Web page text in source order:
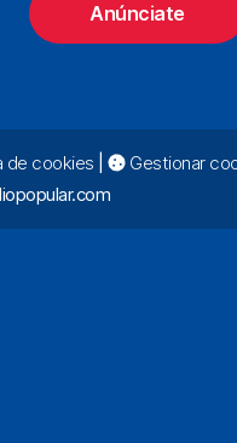
Anúnciate
de cookies
Gestionar